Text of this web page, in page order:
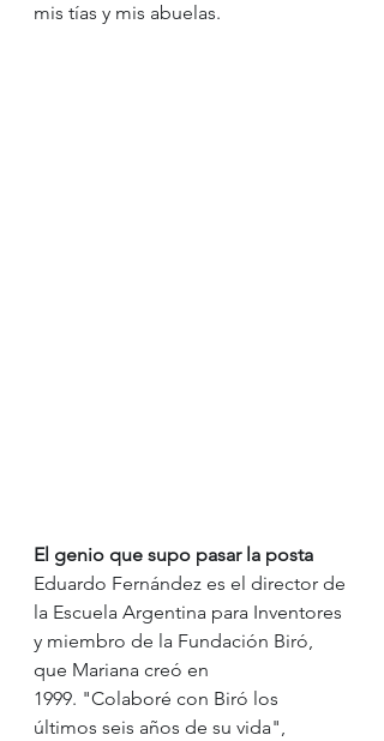
mis tías y mis abuelas.
El genio que supo pasar la posta
Eduardo Fernández es el director de
la Escuela Argentina para Inventores
y miembro de la Fundación Biró,
que Mariana creó en
1999. "Colaboré con Biró los
últimos seis años de su vida",